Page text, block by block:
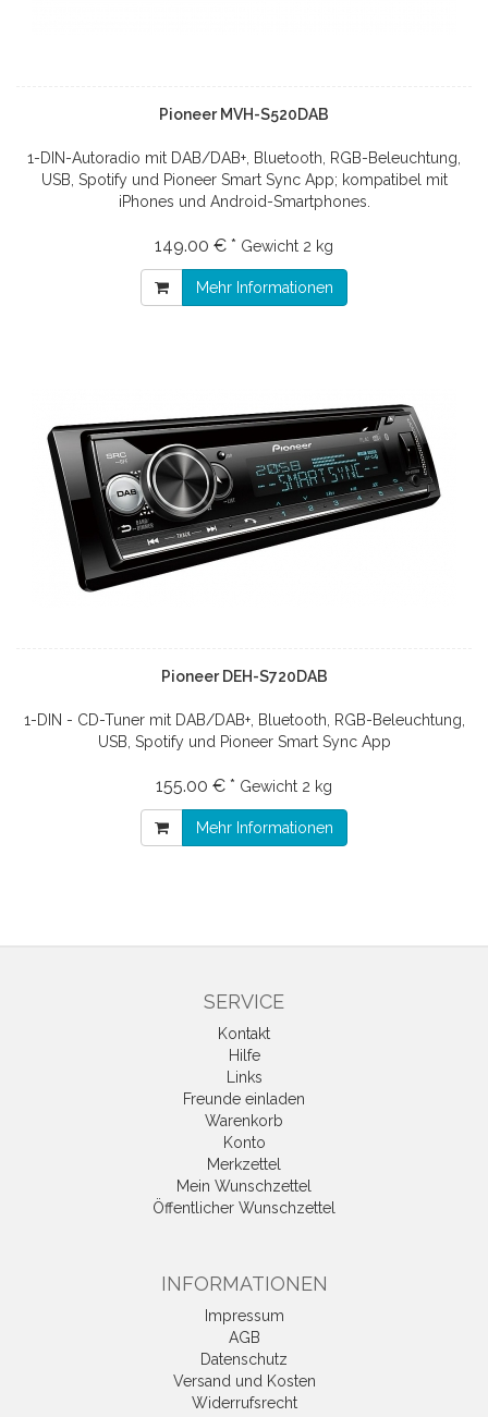
Pioneer MVH-S520DAB
1-DIN-Autoradio mit DAB/DAB+, Bluetooth, RGB-Beleuchtung,
USB, Spotify und Pioneer Smart Sync App; kompatibel mit
iPhones und Android-Smartphones.
149.00 € * Gewicht 2 kg
Mehr Informationen
Pioneer DEH-S720DAB
1-DIN - CD-Tuner mit DAB/DAB+, Bluetooth, RGB-Beleuchtung,
USB, Spotify und Pioneer Smart Sync App
155.00 € * Gewicht 2 kg
Mehr Informationen
SERVICE
Kontakt
Hilfe
Links
Freunde einladen
Warenkorb
Konto
Merkzettel
Mein Wunschzettel
Öffentlicher Wunschzettel
INFORMATIONEN
Impressum
AGB
Datenschutz
Versand und Kosten
Widerrufsrecht